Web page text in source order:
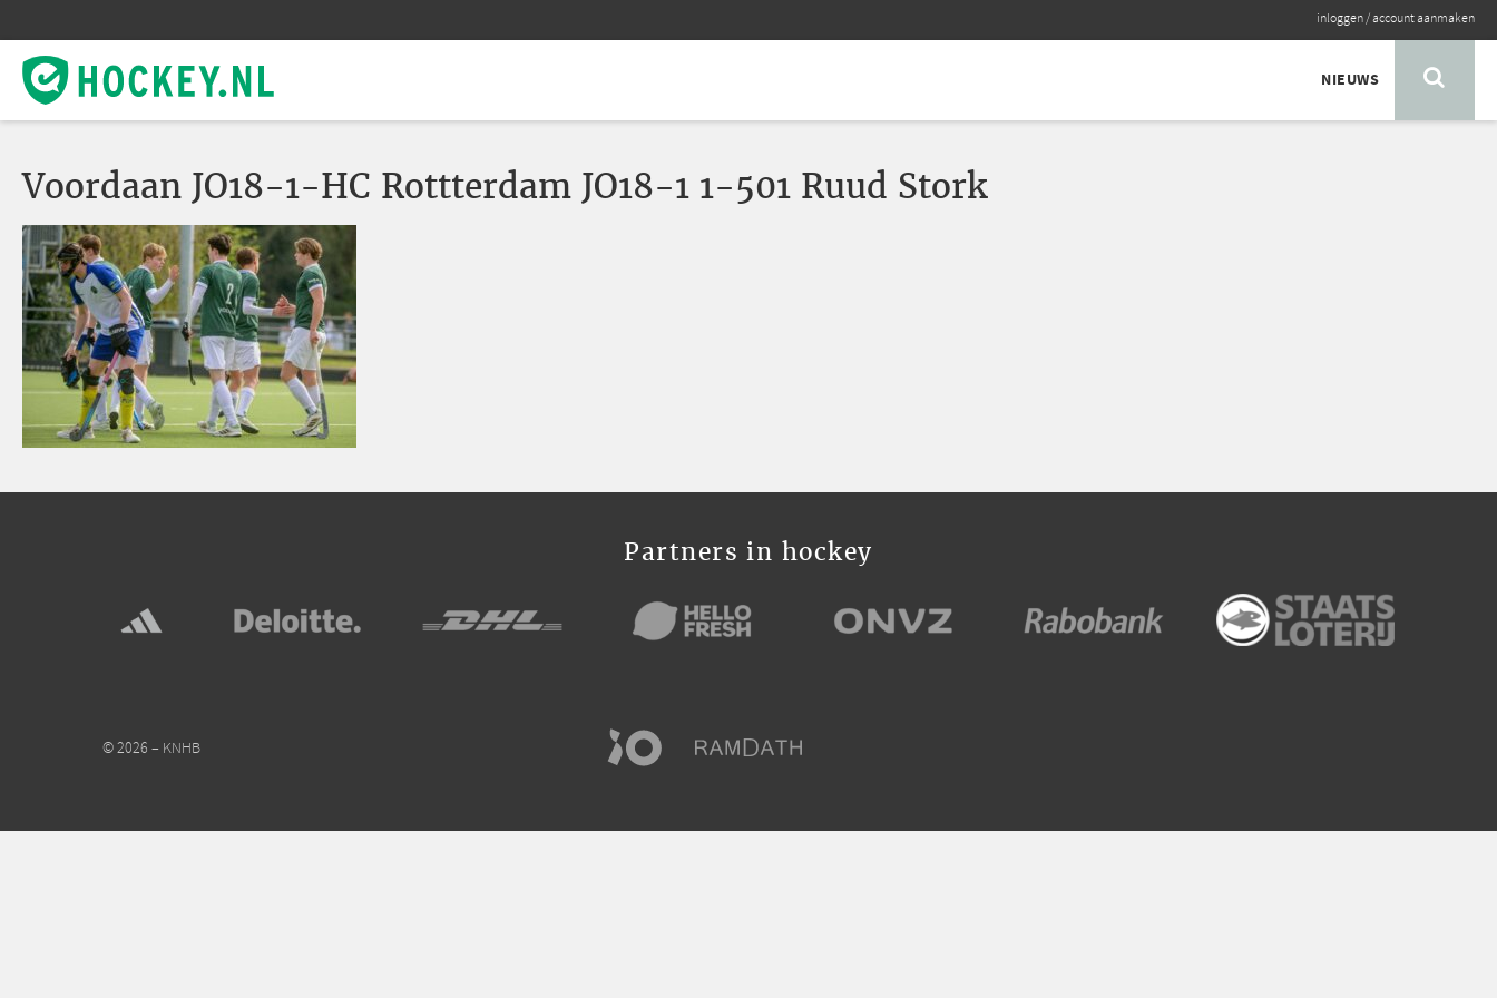
inloggen/account aanmaken
NIEUWS
Voordaan JO18-1-HC Rottterdam JO18-1 1-501 Ruud Stork
Partners in hockey
© 2026 – KNHB